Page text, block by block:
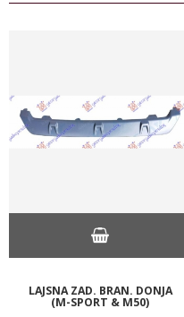
LAJSNA ZAD. BRAN. DONJA
(M-SPORT & M50)